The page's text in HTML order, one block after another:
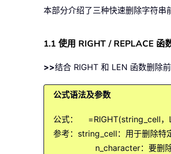
本部分介绍了三种快速删除字符串
1.1 使用 RIGHT / REPLACE 函
>>结合 RIGHT 和 LEN 函数删除
公式语法及参数
公式： =RIGHT(string_cell，
参考：string_cell：用于删除特
n_character：要删